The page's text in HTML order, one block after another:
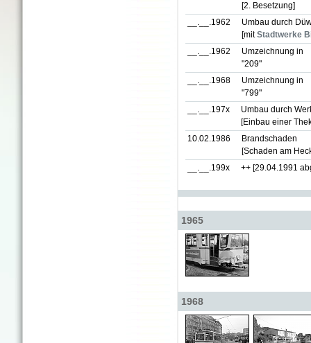
[2. Besetzung]
__.__.1962
Umbau durch
[mitStadtwerke
__.__.1962
Umzeichnung in
"209"
__.__.1968
Umzeichnung in
"799"
__.__.197x
Umbau durch
[Einbau einer
10.02.1986
Brandschaden
[Schaden am
__.__.199x
++ [29.04.1991
1965
1968